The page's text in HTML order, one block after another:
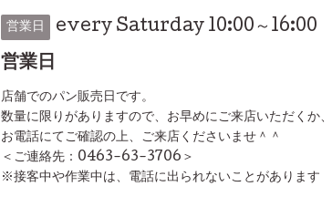
営業日 every Saturday 10:00～16:00
営業日
店舗でのパン販売日です。
数量に限りがありますので、お早めにご来店いただくか、
お電話にてご確認の上、ご来店くださいませ＾＾
＜ご連絡先：0463-63-3706＞
※接客中や作業中は、電話に出られないことがあります